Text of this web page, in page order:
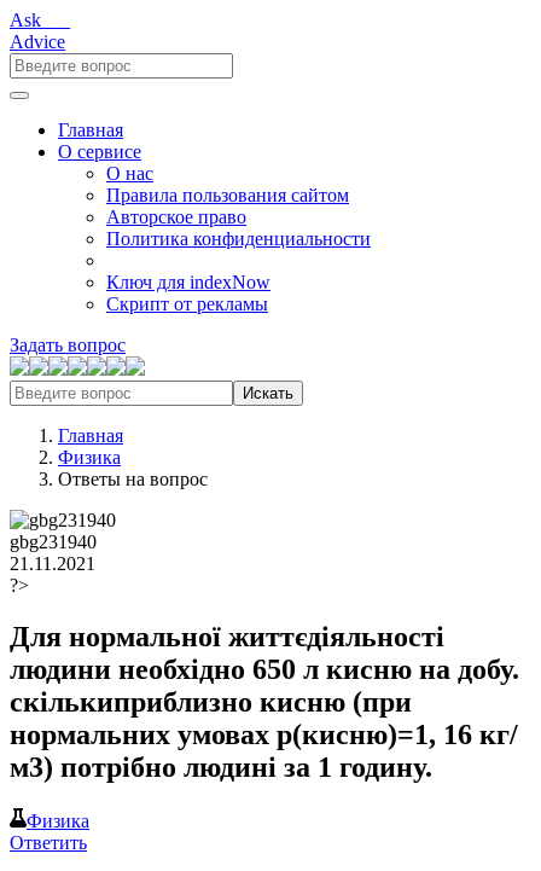
Ask___
Advice
Главная
О сервисе
О нас
Правила пользования сайтом
Авторское право
Политика конфиденциальности
Ключ для indexNow
Скрипт от рекламы
Задать вопрос
Искать
Главная
Физика
Ответы на вопрос
gbg231940
21.11.2021
?>
Для нормальної життєдіяльності
людини необхідно 650 л кисню на добу.
скількиприблизно кисню (при
нормальних умовах р(кисню)=1, 16 кг/
м3) потрібно людині за 1 годину.
Физика
Ответить